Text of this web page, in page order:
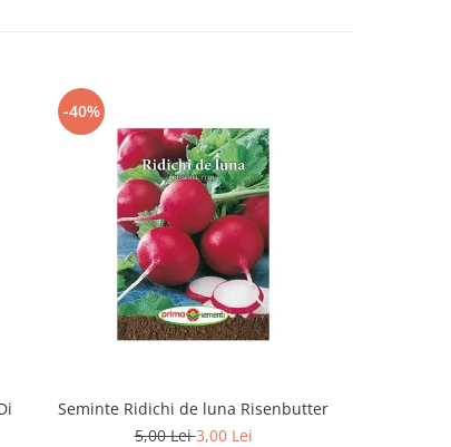
-40%
Seminte Ridichi de luna Risenbutter
5,00 Lei3,00 Lei